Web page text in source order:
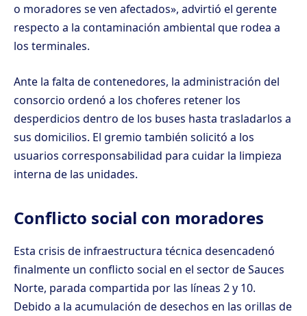
o moradores se ven afectados», advirtió el gerente
respecto a la contaminación ambiental que rodea a
los terminales.
Ante la falta de contenedores, la administración del
consorcio ordenó a los choferes retener los
desperdicios dentro de los buses hasta trasladarlos a
sus domicilios. El gremio también solicitó a los
usuarios corresponsabilidad para cuidar la limpieza
interna de las unidades.
Conflicto social con moradores
Esta crisis de infraestructura técnica desencadenó
finalmente un conflicto social en el sector de Sauces
Norte, parada compartida por las líneas 2 y 10.
Debido a la acumulación de desechos en las orillas de